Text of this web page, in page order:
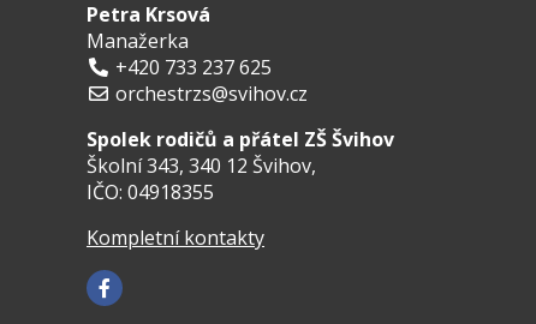
Petra Krsová
Manažerka
+420 733 237 625
orchestrzs@svihov.cz
Spolek rodičů a přátel ZŠ Švihov
Školní 343, 340 12 Švihov,
IČO: 04918355
Kompletní kontakty